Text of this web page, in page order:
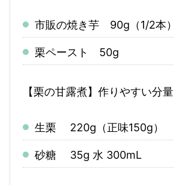
市販の焼き芋 90g（1/2本）
栗ペースト 50g
【栗の甘露煮】作りやすい分量
生栗 220g（正味150g）
砂糖 35g 水 300mL